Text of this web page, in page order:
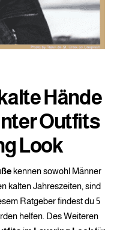
Hände
Outfits
Look
kennen sowohl Männer
kalten Jahreszeiten, sind
Ratgeber findest du 5
helfen. Des Weiteren